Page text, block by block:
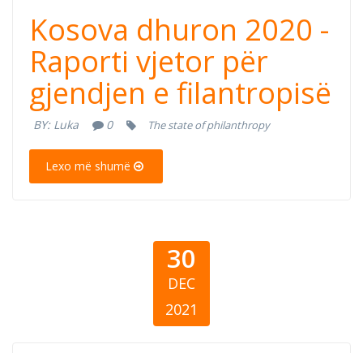
Kosova dhuron
2020 - Raporti
vjetor për
gjendjen e
filantropisë
Kosova dhuron 2020 -
Raporti vjetor për
gjendjen e filantropisë
BY: Luka 0 The state of philanthropy
Lexo më shumë
30
DEC
2021